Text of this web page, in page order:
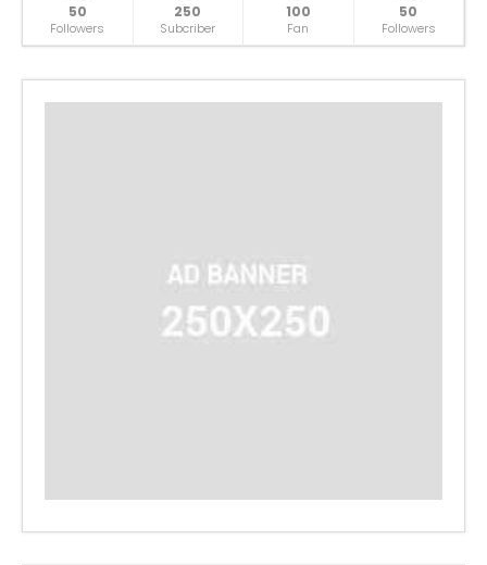
50
Followers
250
Subcriber
100
Fan
50
Followers